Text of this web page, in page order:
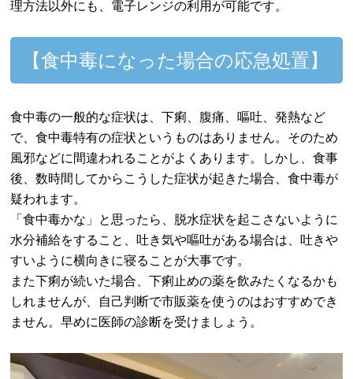
理方法以外にも、電子レンジの利用が可能です。
【食中毒になった場合の応急処置】
食中毒の一般的な症状は、下痢、腹痛、嘔吐、発熱など
で、食中毒特有の症状というものはありません。そのため
風邪などに間違われることがよくあります。しかし、食事
後、数時間してからこうした症状が起きた場合、食中毒が
疑われます。
「食中毒かな」と思ったら、脱水症状を起こさないように
水分補給をすること、吐き気や嘔吐がある場合は、吐きや
すいように横向きに寝ることが大事です。
また下痢が続いた場合、下痢止めの薬を飲みたくなるかも
しれませんが、自己判断で市販薬を使うのはおすすめでき
ません。早めに医師の診断を受けましょう。